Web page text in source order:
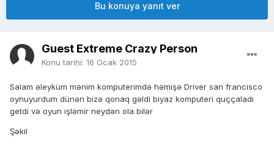
Bu konuya yanıt ver
Guest Extreme Crazy Person
Konu tarihi: 16 Ocak 2015
Salam əleyküm mənim komputerimdə həmişə Driver san francisco
oynuyurdum dünən bizə qonaq gəldi biyaz komputeri quççaladı
getdi və oyun işləmir neydən ola bilər
Şəkil